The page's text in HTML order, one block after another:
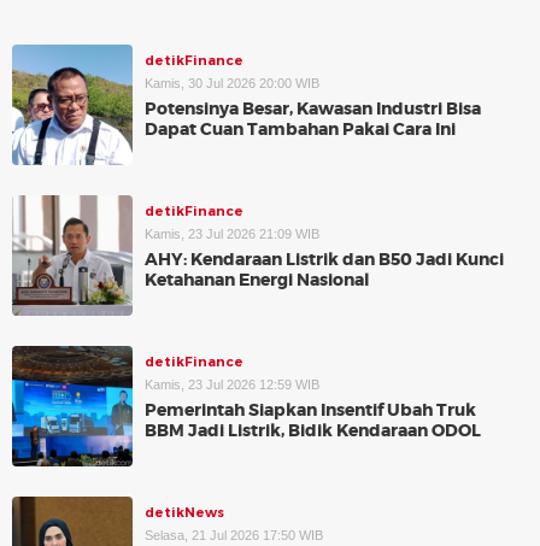
detikFinance
Kamis, 30 Jul 2026 20:00 WIB
Potensinya Besar, Kawasan Industri Bisa
Dapat Cuan Tambahan Pakai Cara Ini
detikFinance
Kamis, 23 Jul 2026 21:09 WIB
AHY: Kendaraan Listrik dan B50 Jadi Kunci
Ketahanan Energi Nasional
detikFinance
Kamis, 23 Jul 2026 12:59 WIB
Pemerintah Siapkan Insentif Ubah Truk
BBM Jadi Listrik, Bidik Kendaraan ODOL
detikNews
Selasa, 21 Jul 2026 17:50 WIB